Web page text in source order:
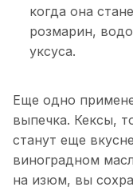
когда она
розмарин,
уксуса.
Еще одно
выпечка. Кексы,
станут еще
виноградном
на изюм, вы